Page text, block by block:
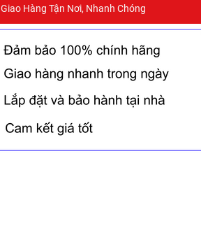
Giao Hàng Tận Nơi, Nhanh Chóng